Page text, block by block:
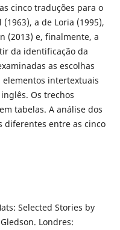
cinco traduções para o
a de Loria (1995),
(2013) e, finalmente, a
da identificação da
as escolhas
elementos intertextuais
Os trechos
tabelas. A análise dos
entre as cinco
Selected Stories by
Londres: